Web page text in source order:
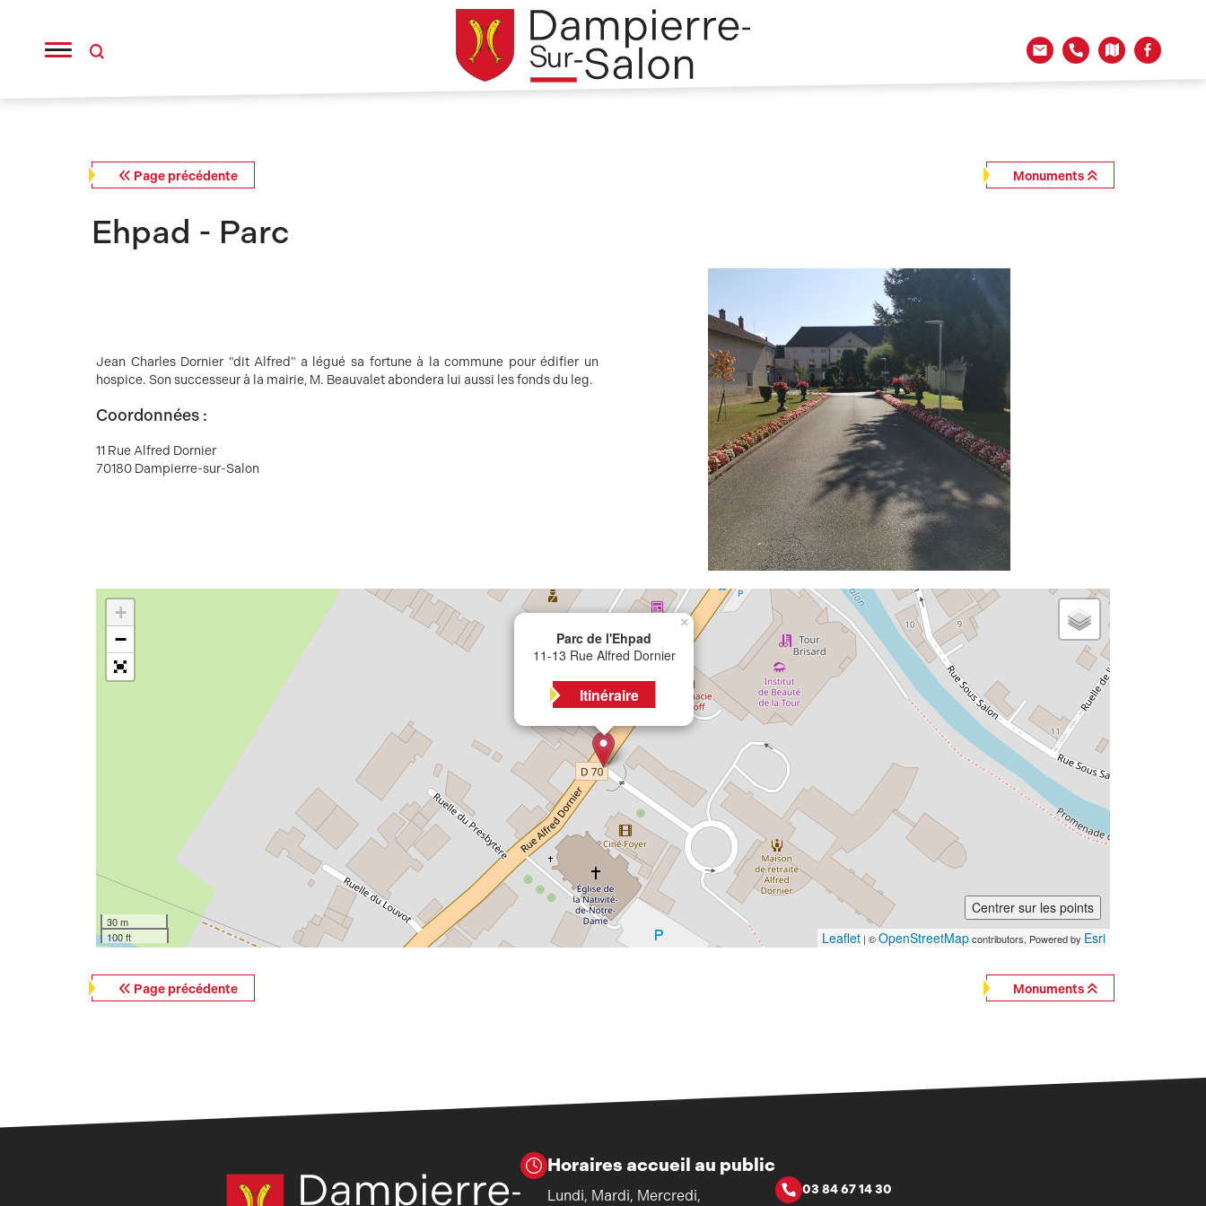
Page précédente Monuments
Ehpad - Parc
Jean Charles Dornier "dit Alfred" a légué sa fortune à la commune pour édifier un
hospice. Son successeur à la mairie, M. Beauvalet abondera lui aussi les fonds du leg.
Coordonnées :
11 Rue Alfred Dornier
70180 Dampierre-sur-Salon
Parc de l'Ehpad
11-13 Rue Alfred Dornier
Itinéraire
×
+
−
30 m
100 ft
Centrer sur les points
Leaflet | ©OpenStreetMapcontributors, Powered by Esri
Page précédente Monuments
Horaires accueil au public
Lundi, Mardi, Mercredi, 03 84 67 14 30